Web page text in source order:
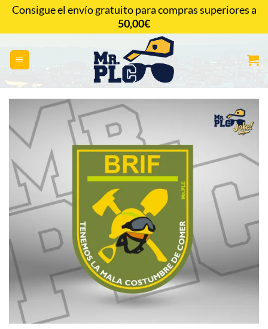
Saltar
contenido
CONTACTAR
Consigue el envío gratuito para compras superiores a
50,00€